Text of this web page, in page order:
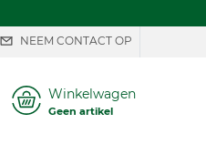
NEEM CONTACT OP
Winkelwagen
Geen artikel